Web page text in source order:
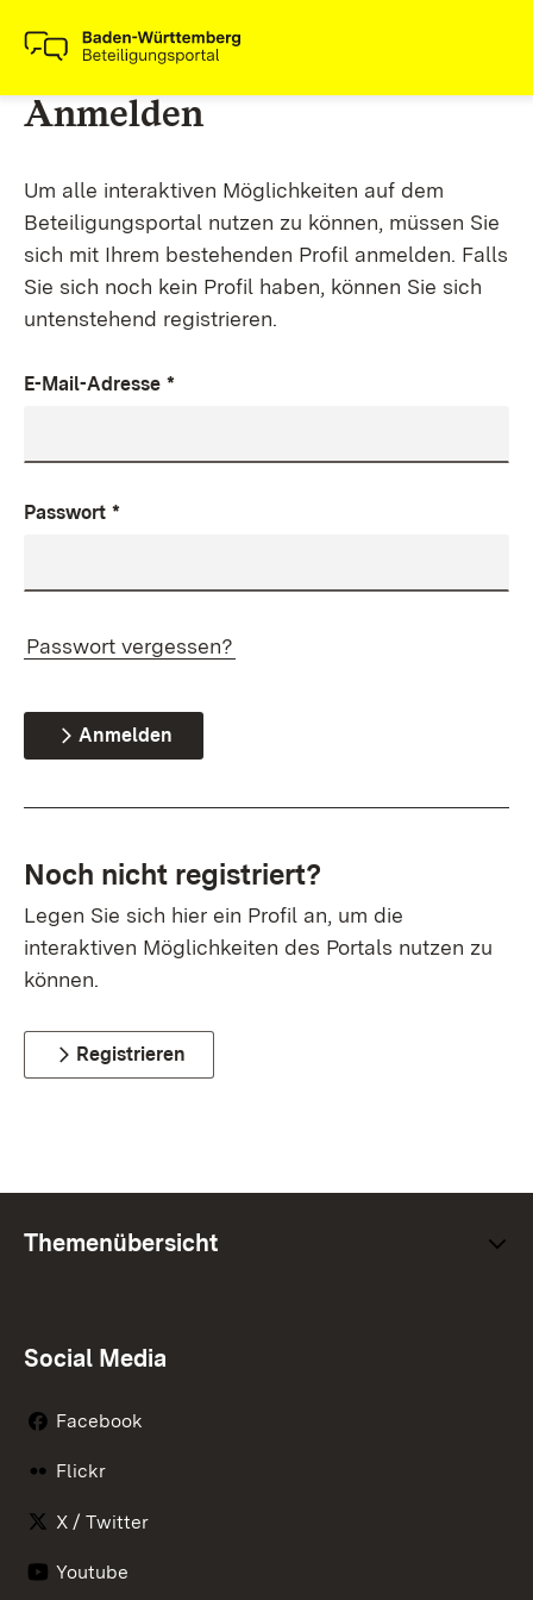
Anmelden
Um alle interaktiven Möglichkeiten auf dem
Beteiligungsportal nutzen zu können, müssen Sie
sich mit Ihrem bestehenden Profil anmelden. Falls
Sie sich noch kein Profil haben, können Sie sich
untenstehend registrieren.
E-Mail-Adresse *
Passwort *
Passwort vergessen?
Anmelden
Noch nicht registriert?
Legen Sie sich hier ein Profil an, um die
interaktiven Möglichkeiten des Portals nutzen zu
können.
Registrieren
Themenübersicht
Social Media
Facebook
Flickr
X / Twitter
Youtube